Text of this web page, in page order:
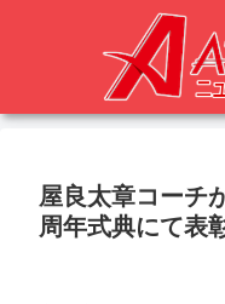
屋良太章コーチ
周年式典にて表